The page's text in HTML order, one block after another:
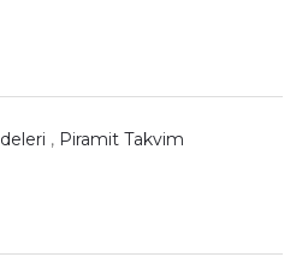
, Piramit Takvim